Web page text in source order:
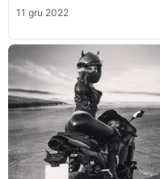
11 gru 2022